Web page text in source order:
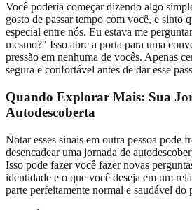
Você poderia começar dizendo algo
gosto de passar tempo com você, e sinto
especial entre nós. Eu estava me
mesmo?" Isso abre a porta para uma
pressão em nenhuma de vocês. Apenas
segura e confortável antes de dar esse
Quando Explorar Mais: Sua
Autodescoberta
Notar esses sinais em outra pessoa pode
desencadear uma jornada de
Isso pode fazer você fazer novas
identidade e o que você deseja em um
parte perfeitamente normal e saudável do